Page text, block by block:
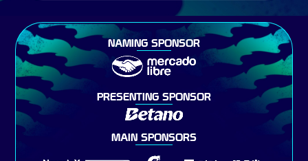
NAMING SPONSOR
PRESENTING SPONSOR
MAIN SPONSORS